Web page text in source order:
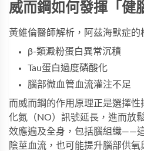
威而鋼如何發揮「健
黃維倫醫師解析，阿茲海默症的
β-類澱粉蛋白異常沉積
Tau蛋白過度磷酸化
腦部微血管血流灌注不足
而威而鋼的作用原理正是選擇性
化氮（NO）訊號延長，進而放
效應遍及全身，包括腦組織——
陰莖血流，也可能提升腦部供